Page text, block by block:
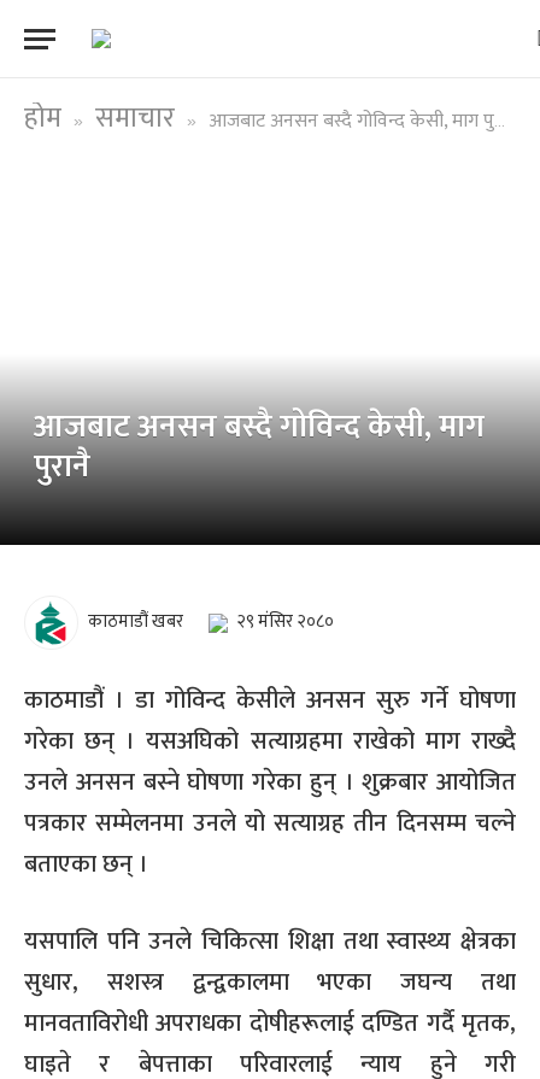
होम » समाचार » आजबाट अनसन बस्दै गोविन्द केसी, माग पुरानै
आजबाट अनसन बस्दै गोविन्द केसी, माग
पुरानै
काठमाडौं खबर २९ मंसिर २०८०
काठमाडौं । डा गोविन्द केसीले अनसन सुरु गर्ने घोषणा
गरेका छन् । यसअघिको सत्याग्रहमा राखेको माग राख्दै
उनले अनसन बस्ने घोषणा गरेका हुन् । शुक्रबार आयोजित
पत्रकार सम्मेलनमा उनले यो सत्याग्रह तीन दिनसम्म चल्ने
बताएका छन् ।
यसपालि पनि उनले चिकित्सा शिक्षा तथा स्वास्थ्य क्षेत्रका
सुधार, सशस्त्र द्वन्द्वकालमा भएका जघन्य तथा
मानवताविरोधी अपराधका दोषीहरूलाई दण्डित गर्दै मृतक,
घाइते र बेपत्ताका परिवारलाई न्याय हुने गरी